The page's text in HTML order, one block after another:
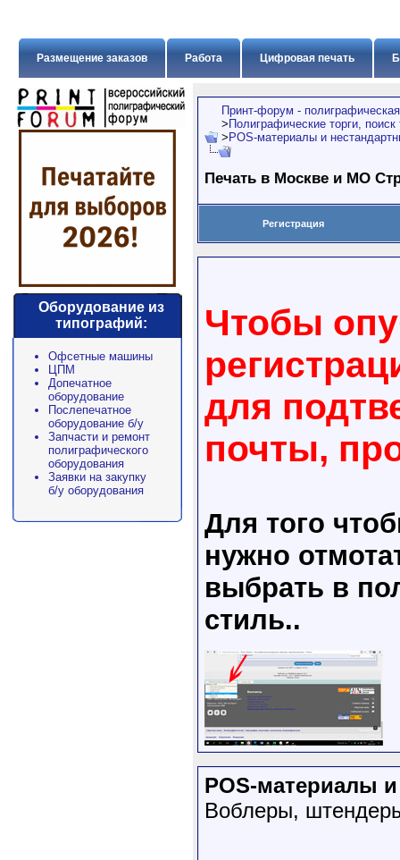
Цифровая печать
Работа
Размещение заказов
Оборудование из
типографий:
Офсетные машины
ЦПМ
Допечатное
оборудование
Послепечатное
оборудование б/у
Запчасти и ремонт
полиграфического
оборудования
Заявки на закупку
б/у оборудования
Принт-форум -
> Полиграфические торги,
> POS-материалы и
Печать в Москве и МО
Регистрация
Чтобы
для
почты,
Для того
нужно
выбрать в
стиль..
POS-материалы
Воблеры,